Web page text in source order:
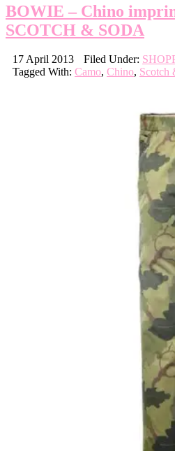
BOWIE – Chino
SCOTCH & SODA
17 April 2013 Filed Under:
Tagged With: Camo, Chino, Scotch